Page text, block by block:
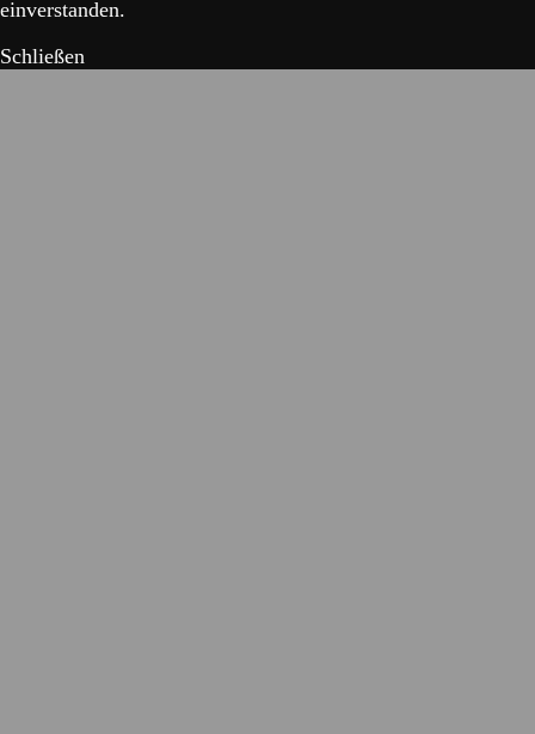
einverstanden.
Schließen